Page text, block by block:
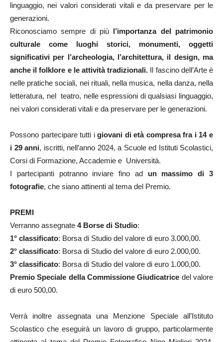
linguaggio, nei valori considerati vitali e da preservare per le
generazioni.
Riconosciamo sempre di più l’importanza del patrimonio
culturale come luoghi storici, monumenti, oggetti
significativi per l’archeologia, l’architettura, il design, ma
anche il folklore e le attività tradizionali. Il fascino dell’Arte è
nelle pratiche sociali, nei rituali, nella musica, nella danza, nella
letteratura, nel teatro, nelle espressioni di qualsiasi linguaggio,
nei valori considerati vitali e da preservare per le generazioni.
Possono partecipare tutti igiovani di età compresa fra i 14 e
i 29 anni, iscritti, nell’anno 2024, a Scuole ed Istituti Scolastici,
Corsi di Formazione, Accademie e Università.
I partecipanti potranno inviare fino ad un massimo di 3
fotografie, che siano attinenti al tema del Premio.
PREMI
Verranno assegnate 4 Borse di Studio:
1° classificato: Borsa di Studio del valore di euro 3.000,00.
2° classificato: Borsa di Studio del valore di euro 2.000,00.
3° classificato: Borsa di Studio del valore di euro 1.000,00.
Premio Speciale della Commissione Giudicatrice del valore
di euro 500,00.
Verrà inoltre assegnata una Menzione Speciale all’Istituto
Scolastico che eseguirà un lavoro di gruppo, particolarmente